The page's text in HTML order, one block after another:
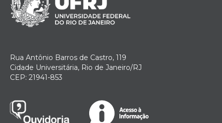
Rua Antônio Barros de Castro, 119
Cidade Universitária, Rio de Janeiro/RJ
CEP: 21941-853